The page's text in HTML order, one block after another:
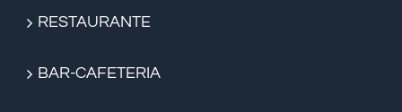
RESTAURANTE
BAR-CAFETERIA